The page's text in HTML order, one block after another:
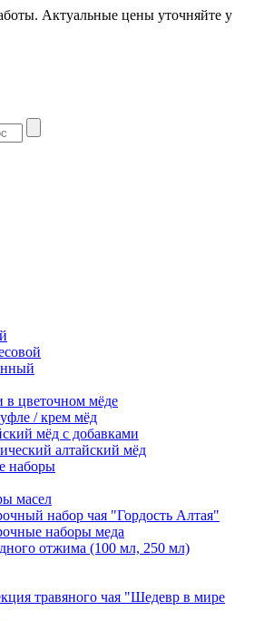
Актуальные цены уточняйте у
в цветочном мёде
/ крем мёд
мёд с добавками
алтайский мёд
наборы
масел
набор чая "Гордость Алтая"
наборы меда
отжима (100 мл, 250 мл)
травяного чая "Шедевр в мире